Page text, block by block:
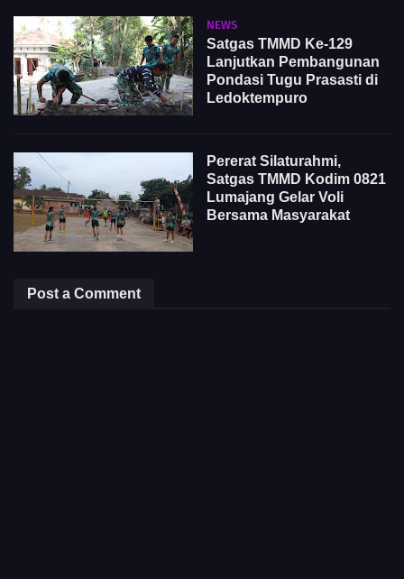
NEWS
Satgas TMMD Ke-129
Lanjutkan Pembangunan
Pondasi Tugu Prasasti di
Ledoktempuro
Pererat Silaturahmi,
Satgas TMMD Kodim 0821
Lumajang Gelar Voli
Bersama Masyarakat
Post a Comment